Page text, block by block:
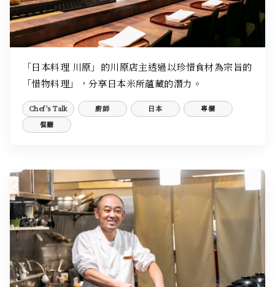
「日本料理 川原」的川原店主透過以珍惜食材為宗旨的
「惜物料理」，分享日本米所蘊藏的潛力。
Chef's Talk 廚師 日本
專欄
餐廳